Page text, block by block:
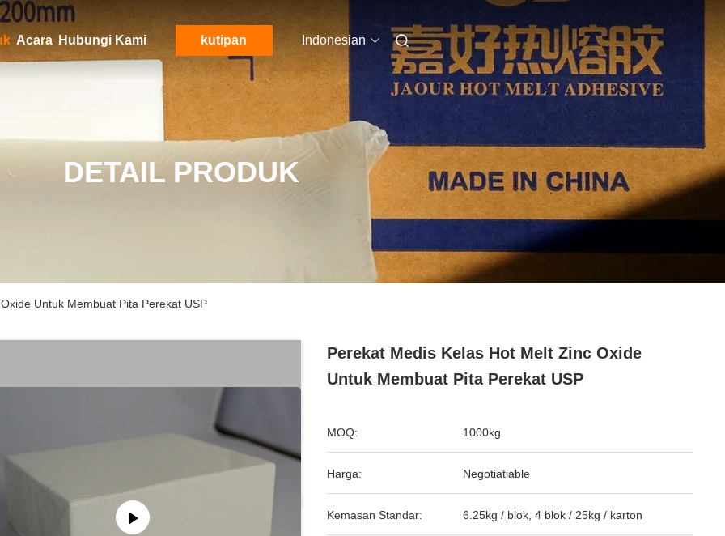
Acara Hubungi Kami kutipan Indonesian
DETAIL PRODUK
Untuk Membuat Pita Perekat USP
Perekat Medis Kelas Hot Melt Zinc Oxide
Untuk Membuat Pita Perekat USP
MOQ: 1000kg
Harga: Negotiatiable
Kemasan Standar: 6.25kg / blok, 4 blok / 25kg / karton